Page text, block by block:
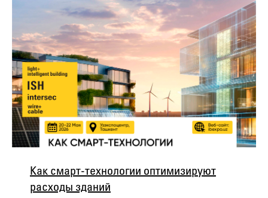
Как смарт-технологии оптимизируют
расходы зданий